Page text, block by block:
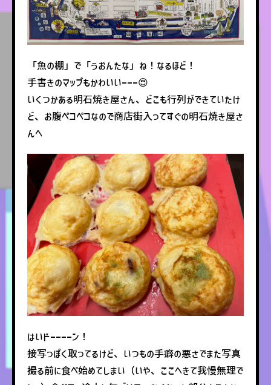
「魚の棚」で「うおんたな」ね！なるほど！
手書きのマップもかわいいーーー😍
いくつかある明石焼き屋さん、どこも行列ができていたけ
ど、お腹ペコペコなので商店街入ってすぐの明石焼き屋さ
んへ
はいドーーーーン！
接写っぽく取ってるけど、いつもの手癖の悪さでまた写真
撮る前に食べ始めてしまい（いや、ここへきて我慢無理で